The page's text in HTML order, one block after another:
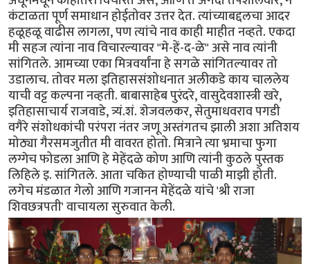
कंटाळता पूर्ण समाधान होईतोवर उत्तर देत. त्यांच्याबद्दलचा आदर
हळूहळू वाढीस लागला, पण त्यांचे नाव काही माहीत नव्हते. एकदा
मी सहज त्यांना नाव विचारल्यावर "मे-हें-द-ळे" असे नाव त्यांनी
सांगितले. आमच्या एका मित्रवर्यांना हे सगळे सांगितल्यावर तो
उडालाच. तोवर मला इतिहाससंशोधनात अलीकडे काय चाललेय
याची वट्ट कल्पना नव्हती. बाबासाहेब पुरंदरे, वासुदेवशास्त्री खरे,
इतिहासाचार्य राजवाडे, त्र्यं.शं. शेजवलकर, सेतुमाधवराव पगडी
वगैरे संशोधकांची परंपरा नंतर जणू अस्तंगतच झाली अशा अतिशय
मोठ्या गैरसमजुतीत मी वावरत होतो. मित्राने त्या भ्रमाचा फुगा
लग्गेच फोडला आणि हे मेहेंदळे कोण आणि त्यांनी कुठले पुस्तक
लिहिले इ. सांगितले. आता चकित होण्याची पाळी माझी होती.
लगेच मंडळात गेलो आणि गजानन मेहेंदळे यांचे 'श्री राजा
शिवछत्रपती' वाचायला सुरुवात केली.